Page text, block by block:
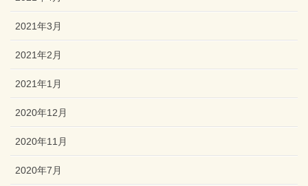
2021年3月
2021年2月
2021年1月
2020年12月
2020年11月
2020年7月